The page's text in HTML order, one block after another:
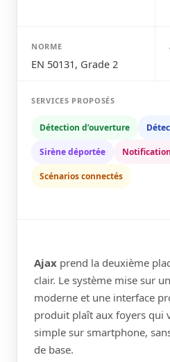
NORME
EN 50131, Grade 2
SERVICES PROPOSÉS
Détection d’ouverture
Sirène déportée
Scénarios connectés
Ajax prend la deuxième
clair. Le système mise sur
moderne et une interface
produit plaît aux foyers qui
simple sur smartphone,
de base.